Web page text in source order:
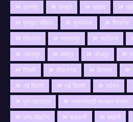
कानपुर
काबुल खंडवा
गुमशुदा महिला
गुलाबगंज गैतरगंज
गौहरगंज
ग्यारसपुर ग्वालियर
जबलपुर
जयपुर जोधपुर
दिल्ली
दीवानगंज देवनगर
नई दिल्ली
नई दिल्ली नटेरन
पुणे महाराष्ट्र
प्रधानमंत्री मानधन योजना
प्रेस विज्ञप्ति
बङवानी बम्होरी